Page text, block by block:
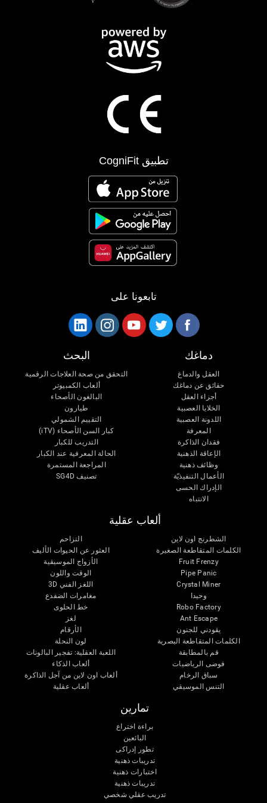
تطبيق CogniFit
تابعونا على
دماغك
العقل والدماغ
حقائق عن دماغك
أجزاء العقل
الخلايا العصبية
اللدونة العصبية
المعرفة
فقدان الذاكرة
الإعاقة الذهنية
وظائف ذهنية
الأعمال التنفيذيّة
الإدراك الحسى
الانتباه
البحث
التحقق من صحة العلاجات الرقمية
ألعاب الكمبيوتر
البالغون الأصحاء
طيارون
التقييم الشمولي
كبار السن الأصحاء (iTV)
التدريب للكبار
الحالة المعرفية عند الكبار
المراجعة المستمرة
تصنيف SG4D
ألعاب عقلية
الشطرنج اون لاين
الكلمات المتقاطعة الصغيرة
Fruit Frenzy
Pipe Panic
Crystal Miner
وحيدا
Robo Factory
Ant Escape
يقودني للجنون
الكلمات المتقاطعة البصرية
قم بالمطابقة
فوضى الرياضيات
سباق الرخام
التنس الموسيقي
التزاحم
العثور عن الحيوات الأليف
الأزواج الموسيقية
الوقت واللون
اللغز الفني 3D
مغامرات الضفدع
خط الحلوى
لغز
الأرقام
لون النحلة
اللعبة العقلية: تفجير البالونات
ألعاب الذكاء
ألعاب اون لاين من آجل الذاكرة
ألعاب عقلية
تمارين
براءة اختراع
البائعين
تطور إدراكى
تدريبات ذهنية
اختبارات ذهنية
تدريبات ذهنية
تدريب عقلي شخصي